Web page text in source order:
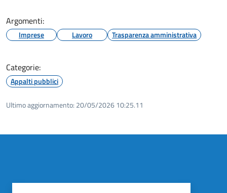
Argomenti:
Imprese Lavoro Trasparenza amministrativa
Categorie:
Appalti pubblici
Ultimo aggiornamento: 20/05/2026 10:25.11